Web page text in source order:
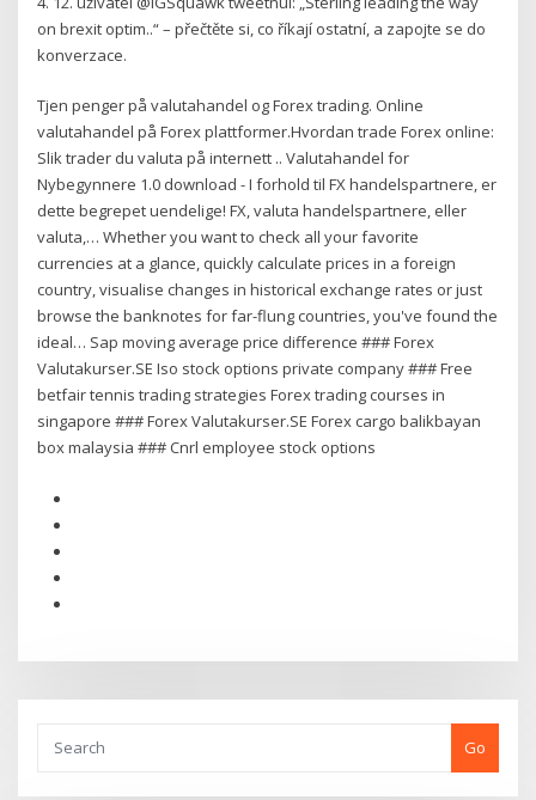
on brexit optim..“ – přečtěte si, co říkají ostatní, a zapojte se do
konverzace.
Tjen penger på valutahandel og Forex trading. Online
valutahandel på Forex plattformer.Hvordan trade Forex online:
Slik trader du valuta på internett .. Valutahandel for
Nybegynnere 1.0 download - I forhold til FX handelspartnere, er
dette begrepet uendelige! FX, valuta handelspartnere, eller
valuta,… Whether you want to check all your favorite
currencies at a glance, quickly calculate prices in a foreign
country, visualise changes in historical exchange rates or just
browse the banknotes for far-flung countries, you've found the
ideal… Sap moving average price difference ### Forex
Valutakurser.SE Iso stock options private company ### Free
betfair tennis trading strategies Forex trading courses in
singapore ### Forex Valutakurser.SE Forex cargo balikbayan
box malaysia ### Cnrl employee stock options
Go